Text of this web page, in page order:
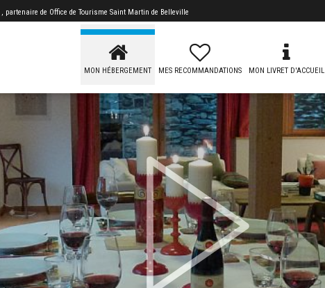
, partenaire de Office de Tourisme Saint Martin de Belleville
MON HÉBERGEMENT MES RECOMMANDATIONS MON LIVRET D'ACCUEIL